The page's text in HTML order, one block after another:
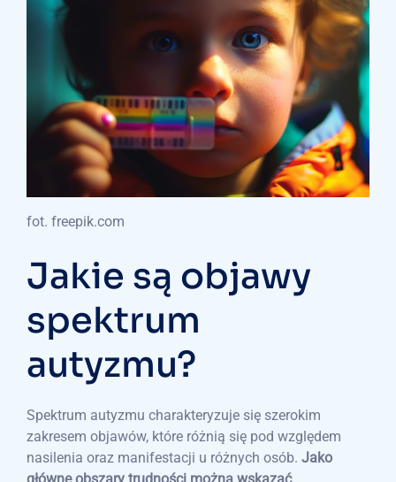
fot. freepik.com
Jakie są objawy
spektrum
autyzmu?
Spektrum autyzmu charakteryzuje się szerokim
zakresem objawów, które różnią się pod względem
nasilenia oraz manifestacji u różnych osób. Jako
główne obszary trudności można wskazać